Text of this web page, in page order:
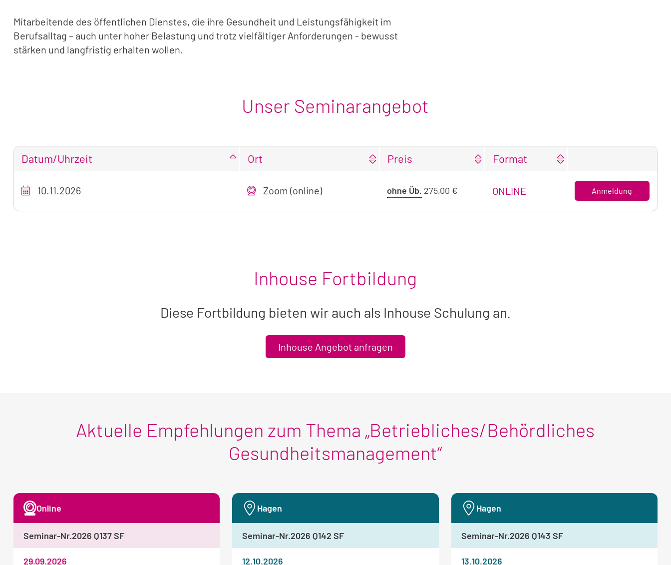
Mitarbeitende des öffentlichen Dienstes, die ihre Gesundheit und Leistungsfähigkeit im
Berufsalltag – auch unter hoher Belastung und trotz vielfältiger Anforderungen - bewusst
stärken und langfristig erhalten wollen.
Unser Seminarangebot
Übersicht
unseres
Datum/Uhrzeit Ort Preis Format
10.11.2026 Zoom (online) ohne Üb. Preis
275,00 € ONLINE Anmeldung
Inhouse Fortbildung
Diese Fortbildung bieten wir auch als Inhouse Schulung an.
Inhouse Angebot anfragen
Aktuelle Empfehlungen zum Thema „Betriebliches/Behördliches
Gesundheitsmanagement“
29.09.2026
Online
Seminar-Nr.2026 Q137 SF
12.10.2026
Hagen
Seminar-Nr.2026 Q142 SF
13.10.2026
Hagen
Seminar-Nr.2026 Q143 SF